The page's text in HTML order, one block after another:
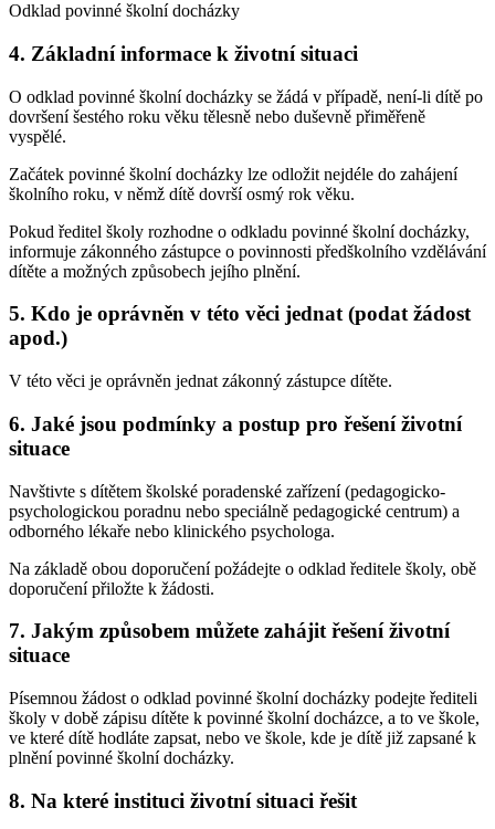
Odklad povinné školní docházky
4. Základní informace k životní situaci
O odklad povinné školní docházky se žádá v případě, není-li dítě po
dovršení šestého roku věku tělesně nebo duševně přiměřeně
vyspělé.
Začátek povinné školní docházky lze odložit nejdéle do zahájení
školního roku, v němž dítě dovrší osmý rok věku.
Pokud ředitel školy rozhodne o odkladu povinné školní docházky,
informuje zákonného zástupce o povinnosti předškolního vzdělávání
dítěte a možných způsobech jejího plnění.
5. Kdo je oprávněn v této věci jednat (podat žádost
apod.)
V této věci je oprávněn jednat zákonný zástupce dítěte.
6. Jaké jsou podmínky a postup pro řešení životní
situace
Navštivte s dítětem školské poradenské zařízení (pedagogicko-
psychologickou poradnu nebo speciálně pedagogické centrum) a
odborného lékaře nebo klinického psychologa.
Na základě obou doporučení požádejte o odklad ředitele školy, obě
doporučení přiložte k žádosti.
7. Jakým způsobem můžete zahájit řešení životní
situace
Písemnou žádost o odklad povinné školní docházky podejte řediteli
školy v době zápisu dítěte k povinné školní docházce, a to ve škole,
ve které dítě hodláte zapsat, nebo ve škole, kde je dítě již zapsané k
plnění povinné školní docházky.
8. Na které instituci životní situaci řešit